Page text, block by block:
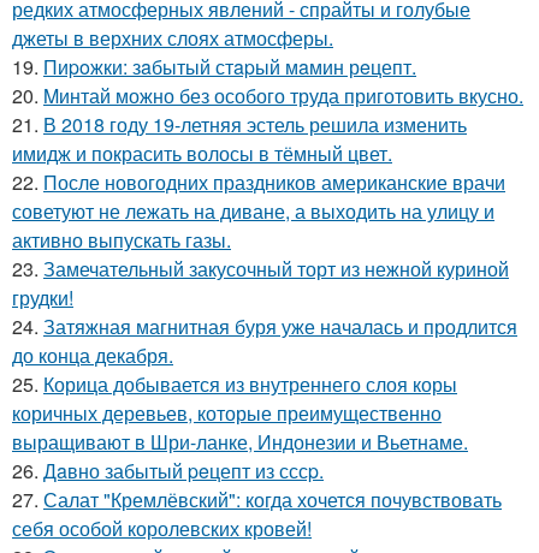
редких атмосферных явлений - спрайты и голубые
джеты в верхних слоях атмосферы.
19. Пиpoжки: зaбытый стapый мaмин рeцепт.
20. Mинтай можно без особого труда приготовить вкусно.
21. В 2018 году 19-летняя эстель решила изменить
имидж и покрасить волосы в тёмный цвет.
22. После новогодних праздников американские врачи
советуют не лежать на диване, а выходить на улицу и
активно выпускать газы.
23. Замечательный закусочный торт из нежной куриной
грудки!
24. Затяжная магнитная буря уже началась и продлится
до конца декабря.
25. Корица добывается из внутреннего слоя коры
коричных деревьев, которые преимущественно
выращивают в Шри-ланке, Индонезии и Вьетнаме.
26. Дaвно забытый peцепт из сссp.
27. Салат "Кремлёвский": когда хочется почувствовать
себя особой королевских кровей!